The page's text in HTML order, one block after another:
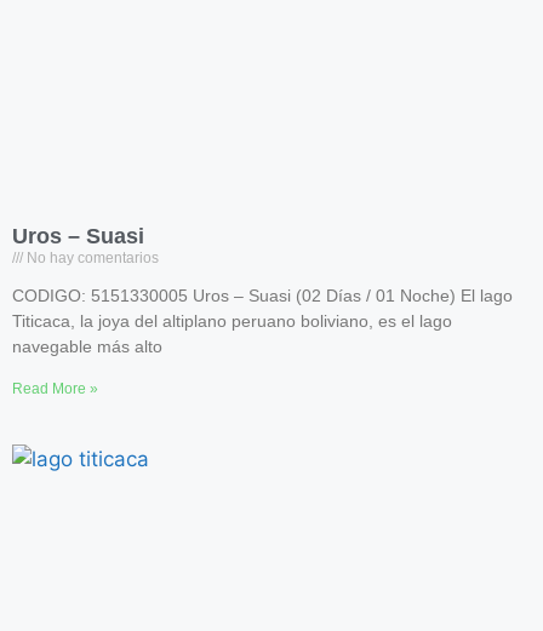
Uros – Suasi
No hay comentarios
CODIGO: 5151330005 Uros – Suasi (02 Días / 01 Noche) El lago
Titicaca, la joya del altiplano peruano boliviano, es el lago
navegable más alto
Read More »